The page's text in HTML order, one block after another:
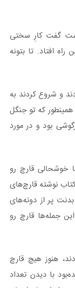
گفت کارِ سختی
افتاد. تا بتونه
و شروع کردند به
که تو جنگل
بود و در مورد
خوشحالی قارچ رو
نوشته قارچ‌های
پر از دونه‌های
جمله‌ها قارچ رو
هنوز هیچ قارچ
با دیدن تعداد